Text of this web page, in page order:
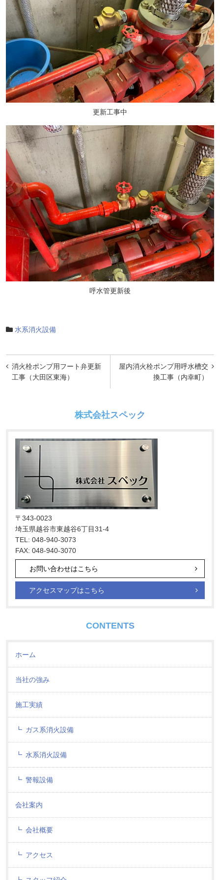
更新工事中
呼水管更新後
水系消火設備
投
稿
屋内消火栓ポンプ用呼水槽交
換工事（内幸町）
消火栓ポンプ用フート弁更新
工事（大田区東海）
株式会社スペック
〒343-0023
埼玉県越谷市東越谷6丁目31-4
TEL: 048-940-3073
FAX: 048-940-3070
お問い合わせはこちら
アクセスマップはこちら
CONTENTS
ホーム
当社の強み
施工実績
ガス系消火設備
水系消火設備
警報設備
会社案内
会社概要
アクセス